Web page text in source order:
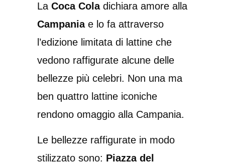
La Coca Cola dichiara amore alla
Campaniae lo fa attraverso
l’edizione limitata di lattine che
vedono raffigurate alcune delle
bellezze più celebri. Non una ma
ben quattro lattine iconiche
rendono omaggio alla Campania.
Le bellezze raffigurate in modo
stilizzato sono: Piazza del